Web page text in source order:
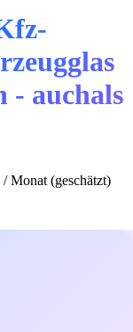
auchals
Monat (geschätzt)